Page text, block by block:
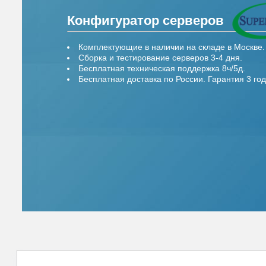
Конфигуратор серверов
Комплектующие в наличии на складе в Москве.
Сборка и тестирование серверов 3-4 дня.
Бесплатная техническая поддержка 8ч/5д.
Бесплатная доставка по России. Гарантия 3